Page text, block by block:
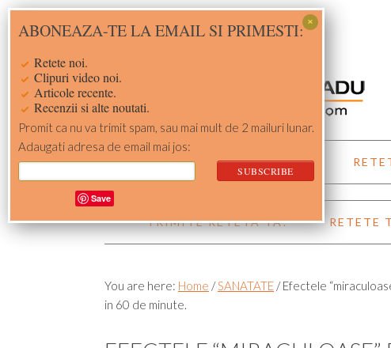
Skip
to
Skip
to
Skip
to
Skip
to
ACASA RETETE
TRIMITE RETETA TA! RETETE
You are here: Home /SANATATE /Efectele
in 60 de minute.
ABONEAZA-TE LA EMAIL SI PRIMESTI:
Retete noi.
Clipuri video noi.
Articole recente.
Recenzii si alte noutati.
Promit ca nu va trimit spam, sau mai mult de 2 mailuri lunar.
Adaugati adresa de email mai jos:
Save